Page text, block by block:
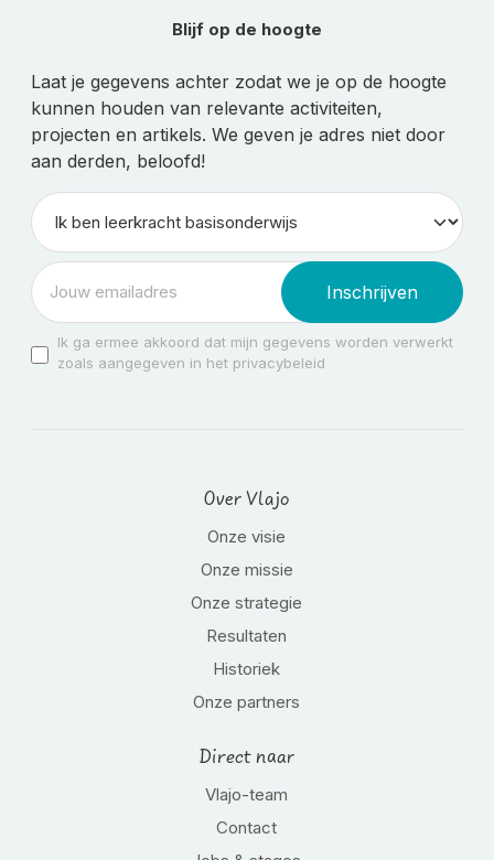
Blijf op de hoogte
Laat je gegevens achter zodat we je op de hoogte
kunnen houden van relevante activiteiten,
projecten en artikels. We geven je adres niet door
aan derden, beloofd!
Inschrijven
Ik ga ermee akkoord dat mijn gegevens worden verwerkt
zoals aangegeven in het privacybeleid
Over Vlajo
Onze visie
Onze missie
Onze strategie
Resultaten
Historiek
Onze partners
Direct naar
Vlajo-team
Contact